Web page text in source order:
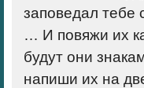
заповедал тебе
… И повяжи их
будут они
напиши их на